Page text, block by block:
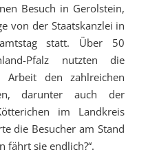
Besuch in Gerolstein,
von der Staatskanzlei in
statt. Über 50
Pfalz nutzten die
den zahlreichen
darunter auch der
im Landkreis
die Besucher am Stand
fährt sie endlich?“.